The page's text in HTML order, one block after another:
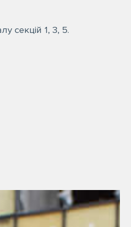
секцій 1, 3, 5.